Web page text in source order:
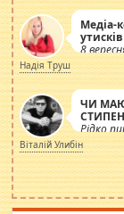
Медіа-
утисків
8
Надія Труш
ЧИ
Рідко
просто
Віталій Улибін